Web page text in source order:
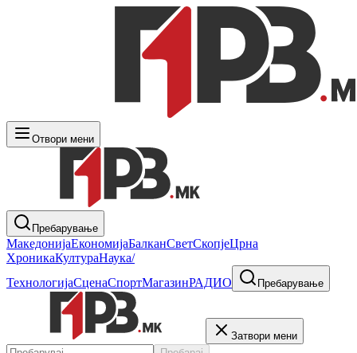
Отвори мени
Пребарување
МакедонијаЕкономијаБалканСветСкопјеЦрна
ХроникаКултураНаука/
ТехнологијаСценаСпортМагазинРАДИО Пребарување
Затвори мени